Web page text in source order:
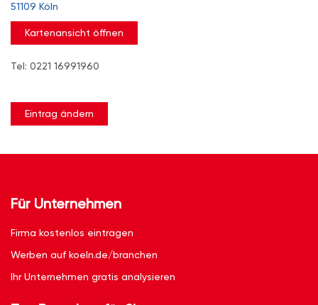
51109 Köln
Kartenansicht öffnen
Tel: 0221 16991960
Eintrag ändern
Für Unternehmen
Firma kostenlos eintragen
Werben auf koeln.de/branchen
Ihr Unternehmen gratis analysieren